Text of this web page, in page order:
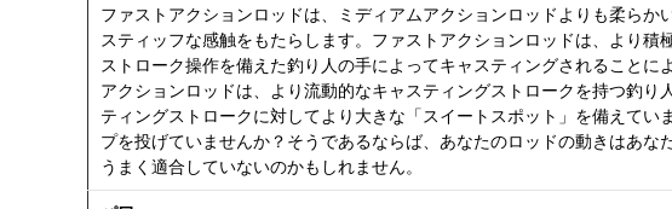
ファストアクションロッドは、ミディアムアクションロッドよりも柔らか
スティッフな感触をもたらします。ファストアクションロッドは、より積
ストローク操作を備えた釣り人の手によってキャスティングされることに
アクションロッドは、より流動的なキャスティングストロークを持つ釣り
ティングストロークに対してより大きな「スイートスポット」を備えてい
プを投げていませんか？そうであるならば、あなたのロッドの動きはあな
うまく適合していないのかもしれません。